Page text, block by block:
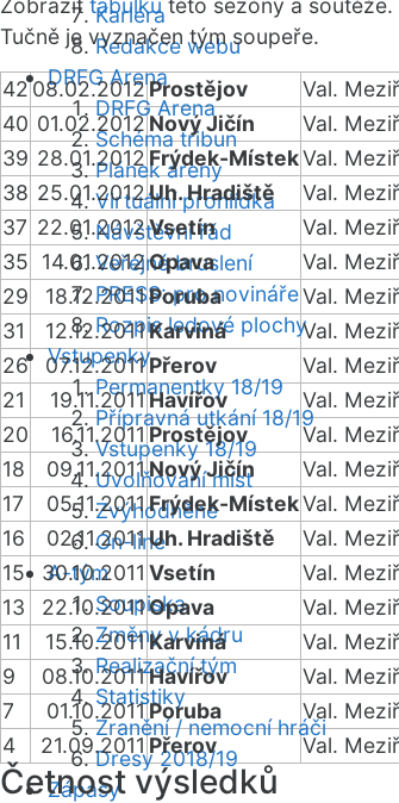
Kariéra
Redakce webu
DRFG Arena
DRFG Arena
Schéma tribun
Plánek areny
Virtuální prohlídka
Návštěvní řád
Veřejné bruslení
PRESS: pro novináře
Rozpis ledové plochy
Vstupenky
Permanentky 18/19
Přípravná utkání 18/19
Vstupenky 18/19
Uvolňování míst
Zvýhodněné
On-line
A-tým
Soupiska
Změny v kádru
Realizační tým
Statistiky
Zranění / nemocní hráči
Dresy 2018/19
Zápasy
Zobrazit tabulku této sezóny a soutěže.
Tučně je vyznačen tým soupeře.
4208.02.2012 Prostějov Val.
40 01.02.2012Nový Jičín Val.
39 28.01.2012 Frýdek-MístekVal.
38 25.01.2012Uh. Hradiště Val.
37 22.01.2012Vsetín Val.
35
14.01.2012Opava Val.
29
18.12.2011Poruba Val.
31
12.12.2011Karviná Val.
26
07.12.2011Přerov Val.
21
19.11.2011Havířov Val.
20
16.11.2011 Prostějov Val.
18
09.11.2011Nový Jičín Val.
17
05.11.2011 Frýdek-MístekVal.
16
02.11.2011Uh. Hradiště Val.
15
30.10.2011 Vsetín Val.
13
22.10.2011Opava Val.
11
15.10.2011 Karviná Val.
9
08.10.2011Havířov Val.
7
01.10.2011Poruba Val.
4
21.09.2011 Přerov Val.
Četnost výsledků